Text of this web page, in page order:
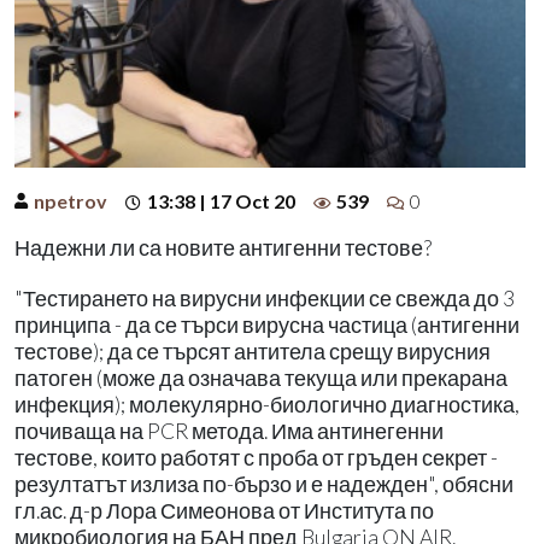
npetrov 13:38 | 17 Oct 20 539 0
Надежни ли са новите антигенни тестове?
"Тестирането на вирусни инфекции се свежда до 3
принципа - да се търси вирусна частица (антигенни
тестове); да се търсят антитела срещу вирусния
патоген (може да означава текуща или прекарана
инфекция); молекулярно-биологично диагностика,
почиваща на PCR метода. Има антинегенни
тестове, които работят с проба от гръден секрет -
резултатът излиза по-бързо и е надежден", обясни
гл.ас. д-р Лора Симеонова от Института по
микробиология на БАН пред Bulgaria ON AIR.